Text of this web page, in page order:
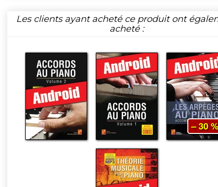
Les clients ayant acheté ce produit ont
acheté :
– 30